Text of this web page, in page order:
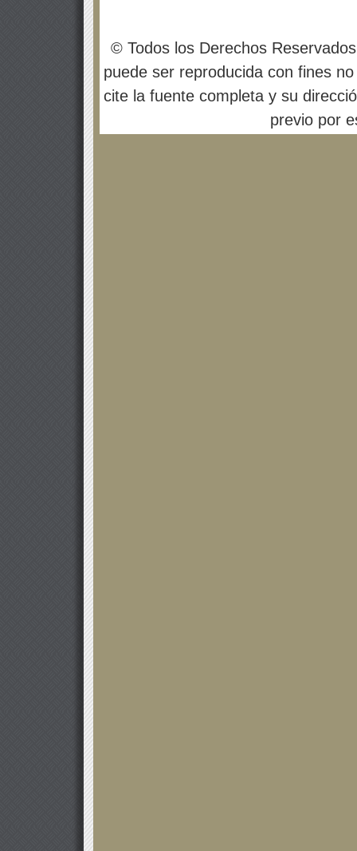
© Todos los Derechos
puede ser reproducida con fines
cite la fuente completa y su
previo por